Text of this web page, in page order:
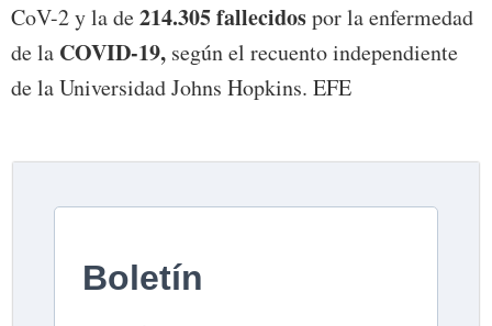
CoV-2 y la de214.305 fallecidospor la enfermedad
de la COVID-19, según el recuento independiente
de la Universidad Johns Hopkins. EFE